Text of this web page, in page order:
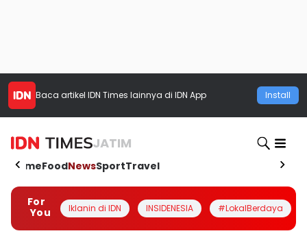
Baca artikel IDN Times lainnya di IDN App Install
JATIM
HomeFoodNewsSportTravel
For
You
Iklanin di IDN INSIDENESIA #LokalBerdaya